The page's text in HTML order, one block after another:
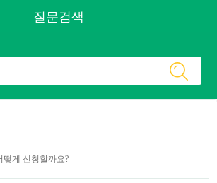
질문검색
떻게 신청할까요?